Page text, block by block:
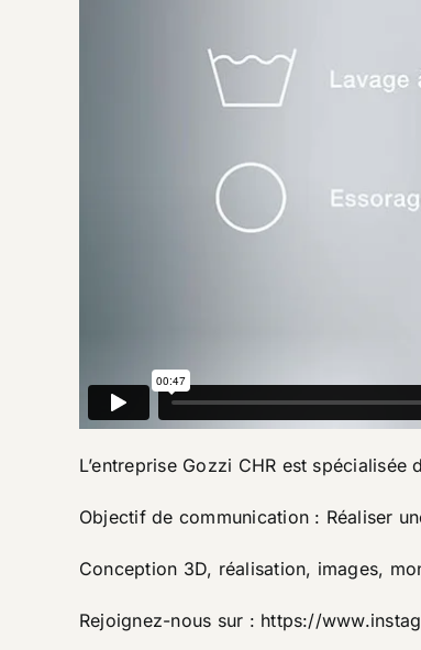
L’entreprise Gozzi CHR est
Objectif de communication : Réaliser
Conception 3D, réalisation, images,
Rejoignez-nous sur : https://